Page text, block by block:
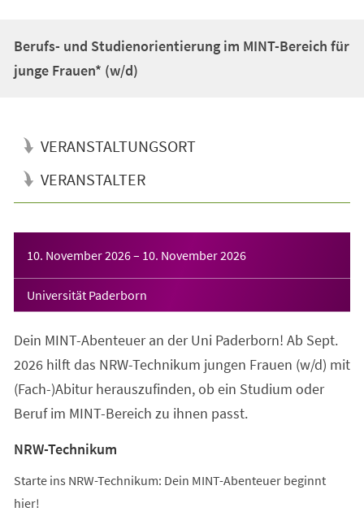
Berufs- und Studienorientierung im MINT-Bereich für
junge Frauen* (w/d)
VERANSTALTUNGSORT
VERANSTALTER
10. November 2026– 10. November 2026
Universität Paderborn
Dein MINT-Abenteuer an der Uni Paderborn! Ab Sept.
2026 hilft das NRW-Technikum jungen Frauen (w/d) mit
(Fach-)Abitur herauszufinden, ob ein Studium oder
Beruf im MINT-Bereich zu ihnen passt.
NRW-Technikum
Starte ins NRW-Technikum: Dein MINT-Abenteuer beginnt
hier!